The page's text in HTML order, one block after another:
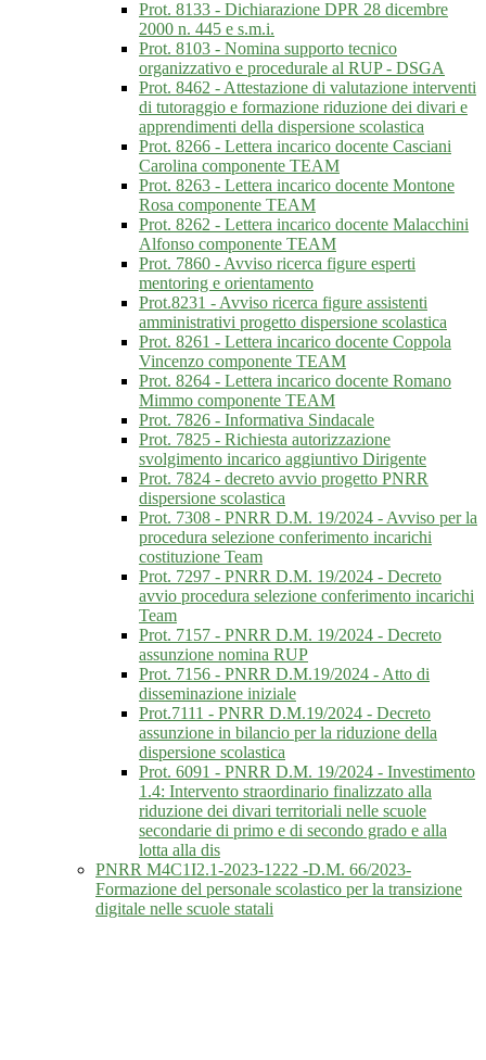
Prot. 8133 - Dichiarazione DPR 28 dicembre
2000 n. 445 e s.m.i.
Prot. 8103 - Nomina supporto tecnico
organizzativo e procedurale al RUP - DSGA
Prot. 8462 - Attestazione di valutazione interventi
di tutoraggio e formazione riduzione dei divari e
apprendimenti della dispersione scolastica
Prot. 8266 - Lettera incarico docente Casciani
Carolina componente TEAM
Prot. 8263 - Lettera incarico docente Montone
Rosa componente TEAM
Prot. 8262 - Lettera incarico docente Malacchini
Alfonso componente TEAM
Prot. 7860 - Avviso ricerca figure esperti
mentoring e orientamento
Prot.8231 - Avviso ricerca figure assistenti
amministrativi progetto dispersione scolastica
Prot. 8261 - Lettera incarico docente Coppola
Vincenzo componente TEAM
Prot. 8264 - Lettera incarico docente Romano
Mimmo componente TEAM
Prot. 7826 - Informativa Sindacale
Prot. 7825 - Richiesta autorizzazione
svolgimento incarico aggiuntivo Dirigente
Prot. 7824 - decreto avvio progetto PNRR
dispersione scolastica
Prot. 7308 - PNRR D.M. 19/2024 - Avviso per la
procedura selezione conferimento incarichi
costituzione Team
Prot. 7297 - PNRR D.M. 19/2024 - Decreto
avvio procedura selezione conferimento incarichi
Team
Prot. 7157 - PNRR D.M. 19/2024 - Decreto
assunzione nomina RUP
Prot. 7156 - PNRR D.M.19/2024 - Atto di
disseminazione iniziale
Prot.7111 - PNRR D.M.19/2024 - Decreto
assunzione in bilancio per la riduzione della
dispersione scolastica
Prot. 6091 - PNRR D.M. 19/2024 - Investimento
1.4: Intervento straordinario finalizzato alla
riduzione dei divari territoriali nelle scuole
secondarie di primo e di secondo grado e alla
lotta alla dis
PNRR M4C1I2.1-2023-1222 -D.M. 66/2023-
Formazione del personale scolastico per la transizione
digitale nelle scuole statali